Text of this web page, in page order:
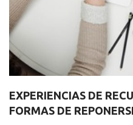
EXPERIENCIAS DE
FORMAS DE